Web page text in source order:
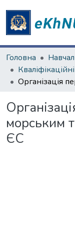
Головна
морським
ЄС